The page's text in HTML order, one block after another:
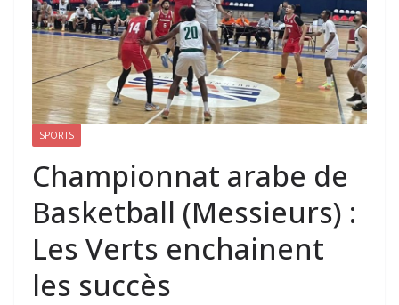
SPORTS
Championnat arabe de
Basketball (Messieurs) :
Les Verts enchainent
les succès